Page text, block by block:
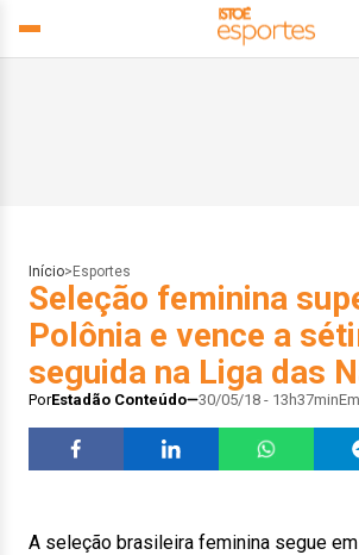
Início> Esportes
Seleção feminina
Polônia e vence a
seguida na Liga das
PorEstadão Conteúdo 30/05/18 - 13h37minEm
A seleção brasileira feminina segue